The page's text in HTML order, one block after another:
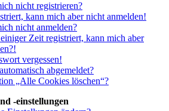
nicht registrieren?
kann mich aber nicht anmelden!
nicht anmelden?
Zeit registriert, kann mich aber
vergessen!
abgemeldet?
„Alle Cookies löschen“?
-einstellungen